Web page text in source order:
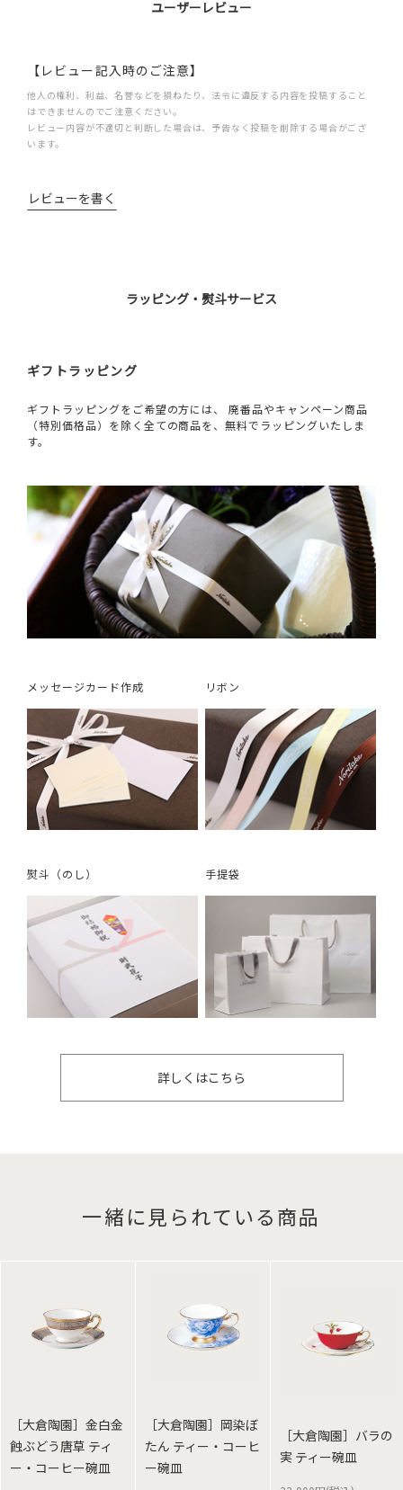
ユーザーレビュー
【レビュー記入時のご注意】
他人の権利、利益、名誉などを損ねたり、法令に違反する内容を投稿すること
はできませんのでご注意ください。
レビュー内容が不適切と判断した場合は、予告なく投稿を削除する場合がござ
います。
レビューを書く
ラッピング・熨斗サービス
ギフトラッピング
ギフトラッピングをご希望の方には、 廃番品やキャンペーン商品
（特別価格品）を除く全ての商品を、無料でラッピングいたしま
す。
メッセージカード作成 リボン
熨斗（のし） 手提袋
詳しくはこちら
一緒に見られている商品
［大倉陶園］金白金
蝕ぶどう唐草 ティ
ー・コーヒー碗皿
［大倉陶園］岡染ぼ
たん ティー・コーヒ
ー碗皿
［大倉陶園］バラの
実 ティー碗皿